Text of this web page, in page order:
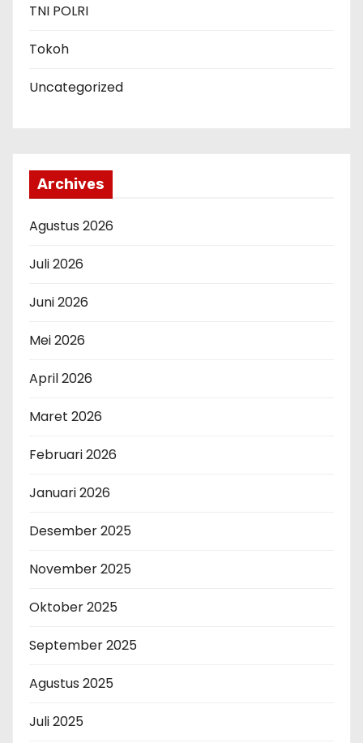
TNI POLRI
Tokoh
Uncategorized
Archives
Agustus 2026
Juli 2026
Juni 2026
Mei 2026
April 2026
Maret 2026
Februari 2026
Januari 2026
Desember 2025
November 2025
Oktober 2025
September 2025
Agustus 2025
Juli 2025